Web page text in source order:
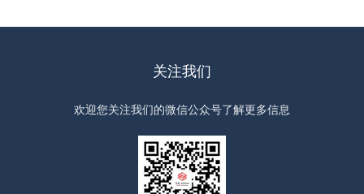
关注我们
欢迎您关注我们的微信公众号了解更多信息